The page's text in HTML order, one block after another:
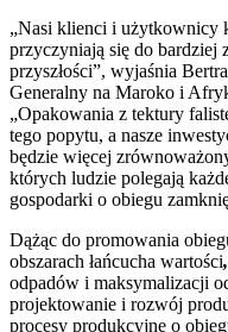
„Nasi klienci i użytkownicy
przyczyniają się do bardziej
przyszłości”, wyjaśnia
Generalny na Maroko i
„Opakowania z tektury
tego popytu, a nasze
będzie więcej
których ludzie polegają
gospodarki o obiegu
Dążąc do promowania
obszarach łańcucha wartości,
odpadów i maksymalizacji
projektowanie i rozwój
procesy produkcyjne o